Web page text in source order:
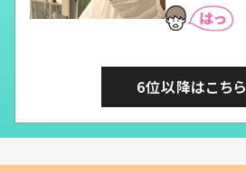
6位以降はこちら